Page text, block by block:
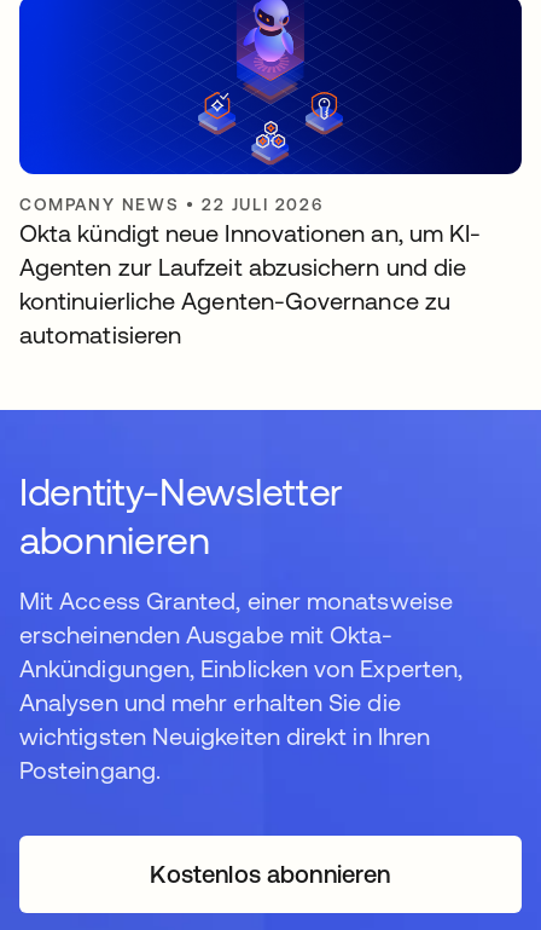
COMPANY NEWS •22 JULI 2026
Okta kündigt neue Innovationen an, um KI-
Agenten zur Laufzeit abzusichern und die
kontinuierliche Agenten-Governance zu
automatisieren
Identity-Newsletter
abonnieren
Mit Access Granted, einer monatsweise
erscheinenden Ausgabe mit Okta-
Ankündigungen, Einblicken von Experten,
Analysen und mehr erhalten Sie die
wichtigsten Neuigkeiten direkt in Ihren
Posteingang.
Kostenlos abonnieren
wird in einer neuen